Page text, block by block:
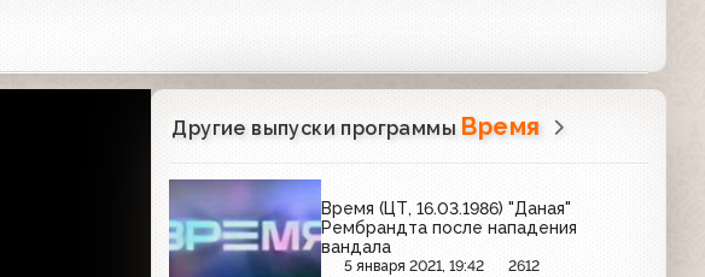
Другие выпуски программы Время
Время (ЦТ, 16.03.1986) "Даная"
Рембрандта после нападения
вандала
5 января 2021, 19:42 2612